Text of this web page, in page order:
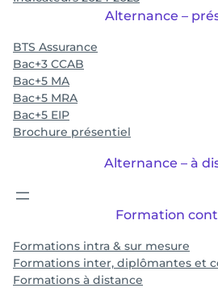
Alternance –
BTS Assurance
Bac+3 CCAB
Bac+5 MA
Bac+5 MRA
Bac+5 EIP
Brochure présentiel
Alternance – à
Formation
Formations intra & sur mesure
Formations inter, diplômantes et
Formations à distance